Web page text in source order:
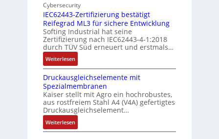
g
e
d
u
t
r
i
e
-
P
C
l
ä
s
s
b
i
f
u
n
k
m
o
d
u
l
e
b
r
Cybersecurity
IEC62443-Zertifizierung bestätigt
Reifegrad ML3 für sichere Entwicklung
Softing Industrial hat seine
Zertifizierung nach IEC62443-4-1:2018
durch TÜV Süd erneuert und erstmals…
Weiterlesen:
I
E
C
6
2
4
4
3
Druckausgleichselemente mit
Spezialmembranen
Kaiser stellt mit Agro ein hochrobustes,
aus rostfreiem Stahl A4 (V4A) gefertigtes
Druckausgleichselement…
Weiterlesen:
D